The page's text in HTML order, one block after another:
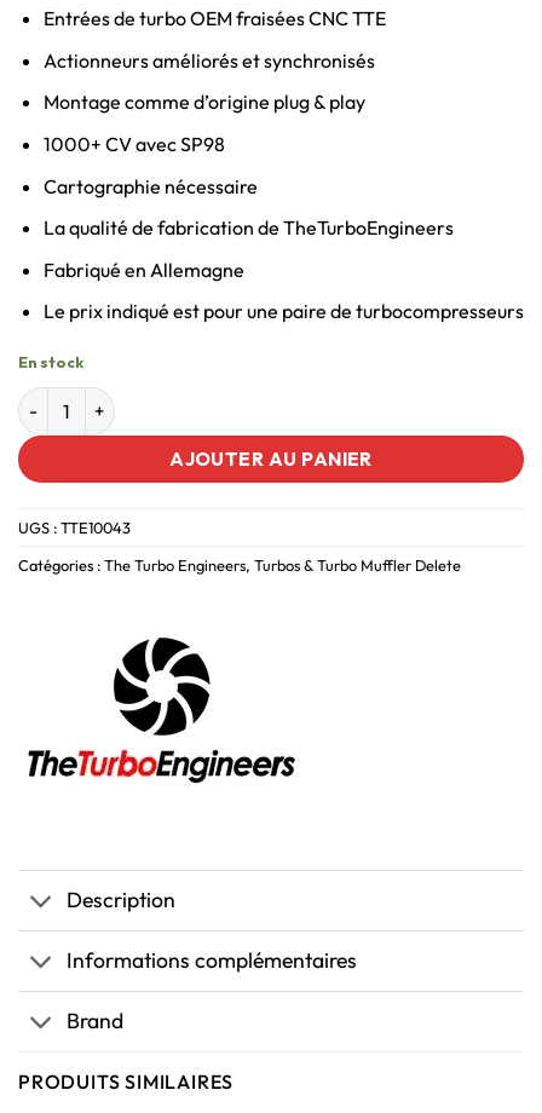
Entrées de turbo OEM fraisées CNC TTE
Actionneurs améliorés et synchronisés
Montage comme d’origine plug & play
1000+ CV avec SP98
Cartographie nécessaire
La qualité de fabrication de TheTurboEngineers
Fabriqué en Allemagne
Le prix indiqué est pour une paire de turbocompresseurs
En stock
AJOUTER AU PANIER
UGS :TTE10043
Catégories :The Turbo Engineers, Turbos & Turbo Muffler Delete
Description
Informations complémentaires
Brand
PRODUITS SIMILAIRES